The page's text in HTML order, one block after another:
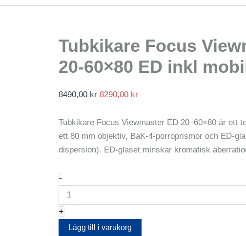
Tubkikare Focus
20-60×80 ED inkl
8490,00kr Det
priset
var:
8490,00 kr.
8290,00 krDet
priset
är:
8290,00 kr.
Tubkikare Focus Viewmaster ED 20–60×80 är ett
ett 80 mm objektiv, BaK-4-porroprismor och ED-
dispersion). ED-glaset minskar kromatisk
-Tubkikare
Focus
Viewmaster
20-
60x80
ED
+
Lägg till i varukorg